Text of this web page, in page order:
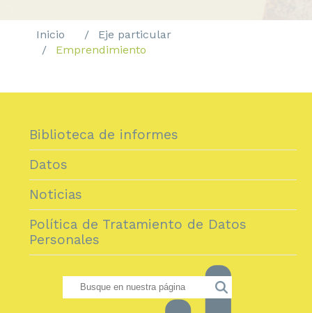
Inicio
Eje particular
Emprendimiento
Biblioteca de informes
Datos
Noticias
Política de Tratamiento de Datos
Personales